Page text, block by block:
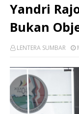
Yandri
Bukan
LENTERA SUMBAR